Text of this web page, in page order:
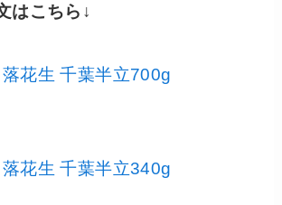
はこちら↓
花生 千葉半立700g
花生 千葉半立340g